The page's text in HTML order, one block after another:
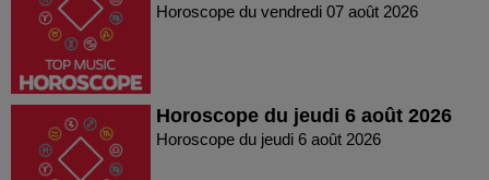
Horoscope du vendredi 07 août 2026
Horoscope du jeudi 6 août 2026
Horoscope du jeudi 6 août 2026